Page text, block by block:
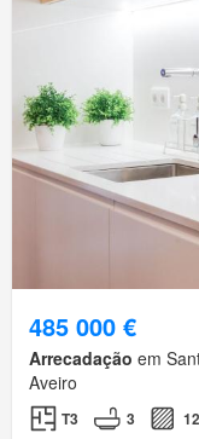
485 000 €
Arrecadação em
Aveiro
T3 3